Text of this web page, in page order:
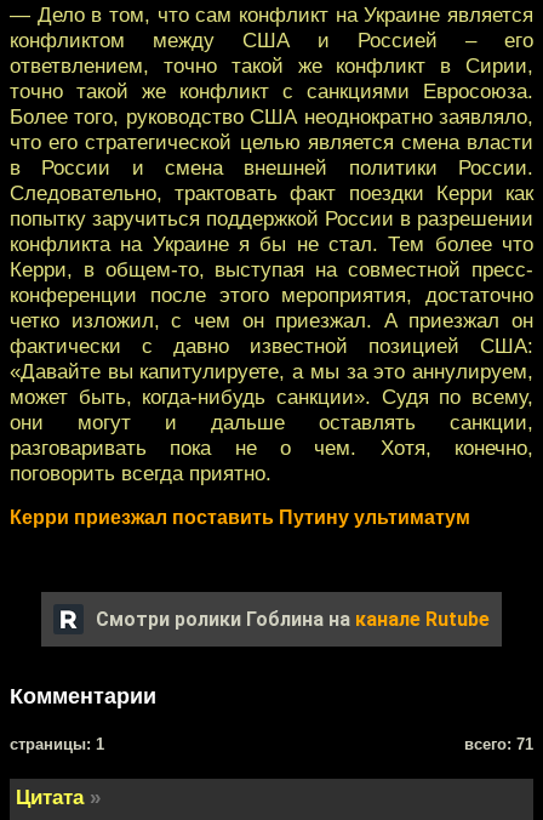
— Дело в том, что сам конфликт на Украине является
конфликтом между США и Россией – его
ответвлением, точно такой же конфликт в Сирии,
точно такой же конфликт с санкциями Евросоюза.
Более того, руководство США неоднократно заявляло,
что его стратегической целью является смена власти
в России и смена внешней политики России.
Следовательно, трактовать факт поездки Керри как
попытку заручиться поддержкой России в разрешении
конфликта на Украине я бы не стал. Тем более что
Керри, в общем-то, выступая на совместной пресс-
конференции после этого мероприятия, достаточно
четко изложил, с чем он приезжал. А приезжал он
фактически с давно известной позицией США:
«Давайте вы капитулируете, а мы за это аннулируем,
может быть, когда-нибудь санкции». Судя по всему,
они могут и дальше оставлять санкции,
разговаривать пока не о чем. Хотя, конечно,
поговорить всегда приятно.
Керри приезжал поставить Путину ультиматум
Смотри ролики Гоблина на канале Rutube
Комментарии
cтраницы: 1 всего: 71
Цитата »